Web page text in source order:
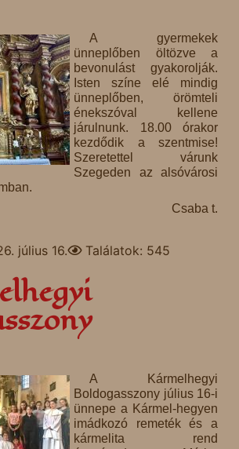
A gyermekek
ünneplőben öltözve a
bevonulást gyakorolják.
Isten színe elé mindig
ünneplőben, örömteli
énekszóval kellene
járulnunk. 18.00 órakor
kezdődik a szentmise!
Szeretettel várunk
Szegeden az alsóvárosi
Csaba t.
július 16. Találatok: 545
A Kármelhegyi
Boldogasszony július 16-i
ünnepe a Kármel-hegyen
imádkozó remeték és a
kármelita rend